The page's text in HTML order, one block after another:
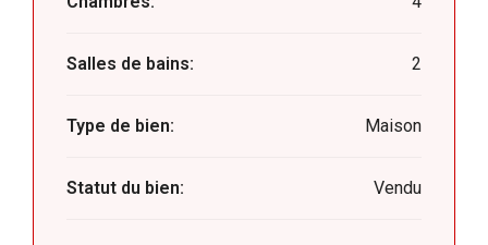
Salles de bains: 2
Type de bien: Maison
Statut du bien: Vendu